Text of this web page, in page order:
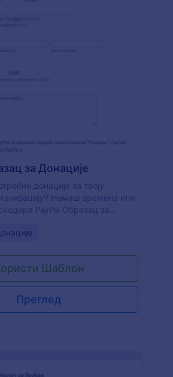
за Донације
донације за твоју
Немаш времена или
PayPal Образац за
путем JotForm-овог онлјн
за Донације који омогућава
донирају путем PayPal-а.
Шаблон
Преглед